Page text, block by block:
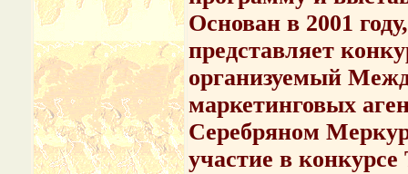
Основан в 2001
представляет
организуемый
маркетинговых
Серебряном
участие в